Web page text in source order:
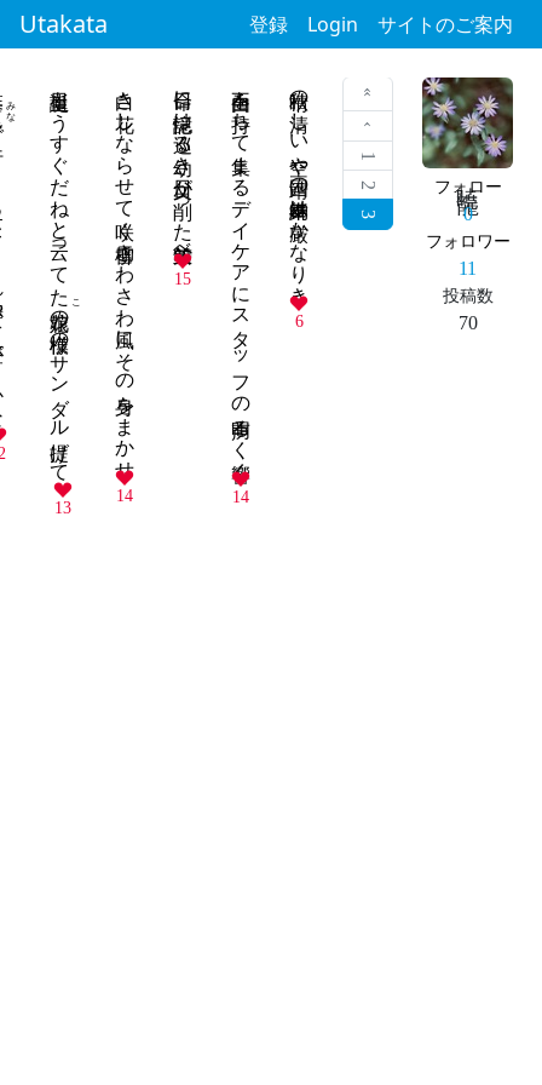
Utakata 登録 Login サイトのご案内
フォロー
0
フォロワー
11
投稿数
70
« 最初
‹ 前
1
2
3
秋晴の清しい空や靖国の奉納舞は厳かなりき
6
不自由を持ちて集まるデイケアにスタッフの声明るく響く
14
命日に記憶は巡る幼き日父が削った鉛筆並べ
15
白き花しならせて咲く雪柳さわさわ風にその身をまかせ
14
誕生日もうすぐだねと云ってた
こ
花の模様のサンダル提げて
13
みな
かな